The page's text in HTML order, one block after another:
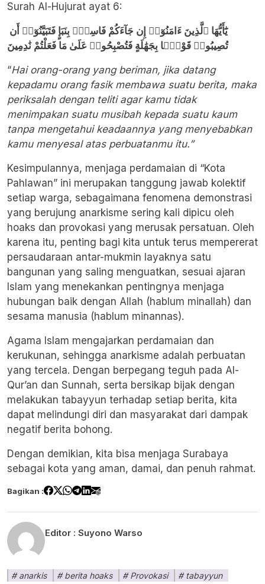
Surah Al-Hujurat ayat 6:
تُصِيبُوا۟ قَوْمًۢا بِجَهَٰلَةٍ فَتُصْبِحُوا۟ عَلَىٰ مَا فَعَلْتُمْ نَٰدِمِينَ
“Hai orang-orang yang beriman, jika datang
kepadamu orang fasik membawa suatu berita, maka
periksalah dengan teliti agar kamu tidak
menimpakan suatu musibah kepada suatu kaum
tanpa mengetahui keadaannya yang menyebabkan
kamu menyesal atas perbuatanmu itu.”
Kesimpulannya, menjaga perdamaian di “Kota
Pahlawan” ini merupakan tanggung jawab kolektif
setiap warga, sebagaimana fenomena demonstrasi
yang berujung anarkisme sering kali dipicu oleh
hoaks dan provokasi yang merusak persatuan. Oleh
karena itu, penting bagi kita untuk terus mempererat
persaudaraan antar-mukmin layaknya satu
bangunan yang saling menguatkan, sesuai ajaran
Islam yang menekankan pentingnya menjaga
hubungan baik dengan Allah (hablum minallah) dan
sesama manusia (hablum minannas).
Agama Islam mengajarkan perdamaian dan
kerukunan, sehingga anarkisme adalah perbuatan
yang tercela. Dengan berpegang teguh pada Al-
Qur’an dan Sunnah, serta bersikap bijak dengan
melakukan tabayyun terhadap setiap berita, kita
dapat melindungi diri dan masyarakat dari dampak
negatif berita bohong.
Dengan demikian, kita bisa menjaga Surabaya
sebagai kota yang aman, damai, dan penuh rahmat.
Bagikan :
Editor : Suyono Warso
anarkis berita hoaks Provokasi tabayyun